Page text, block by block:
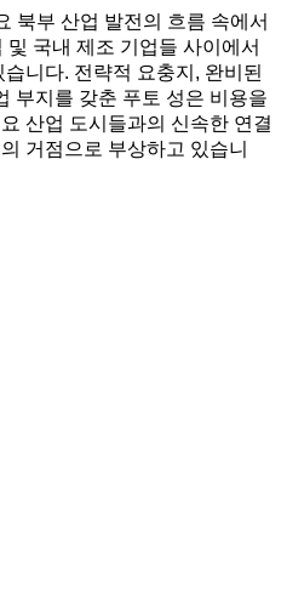
북부 산업 발전의 흐름 속에서
국내 제조 기업들 사이에서
니다. 전략적 요충지, 완비된
부지를 갖춘 푸토 성은 비용을
산업 도시들과의 신속한 연결
거점으로 부상하고 있습니